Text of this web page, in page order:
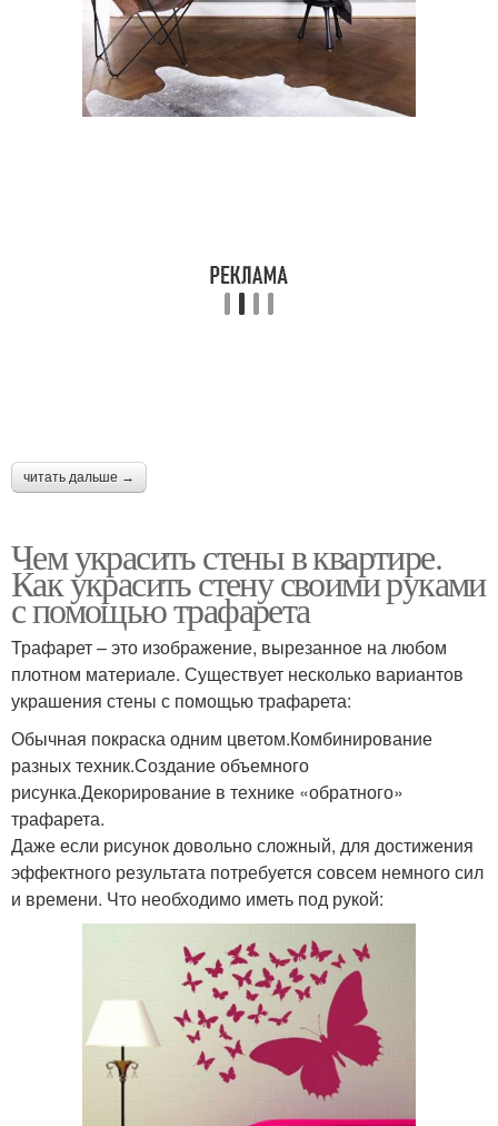
читать дальше →
Чем украсить стены в квартире.
Как украсить стену своими руками
с помощью трафарета
Трафарет – это изображение, вырезанное на любом
плотном материале. Существует несколько вариантов
украшения стены с помощью трафарета:
Обычная покраска одним цветом.Комбинирование
разных техник.Создание объемного
рисунка.Декорирование в технике «обратного»
трафарета.
Даже если рисунок довольно сложный, для достижения
эффектного результата потребуется совсем немного сил
и времени. Что необходимо иметь под рукой: